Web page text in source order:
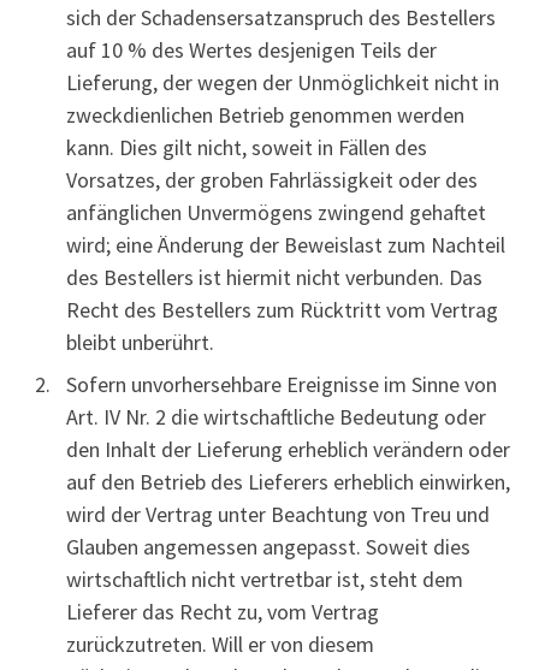
sich der Schadensersatzanspruch des Bestellers
auf 10 % des Wertes desjenigen Teils der
Lieferung, der wegen der Unmöglichkeit nicht in
zweckdienlichen Betrieb genommen werden
kann. Dies gilt nicht, soweit in Fällen des
Vorsatzes, der groben Fahrlässigkeit oder des
anfänglichen Unvermögens zwingend gehaftet
wird; eine Änderung der Beweislast zum Nachteil
des Bestellers ist hiermit nicht verbunden. Das
Recht des Bestellers zum Rücktritt vom Vertrag
bleibt unberührt.
Sofern unvorhersehbare Ereignisse im Sinne von
Art. IV Nr. 2 die wirtschaftliche Bedeutung oder
den Inhalt der Lieferung erheblich verändern oder
auf den Betrieb des Lieferers erheblich einwirken,
wird der Vertrag unter Beachtung von Treu und
Glauben angemessen angepasst. Soweit dies
wirtschaftlich nicht vertretbar ist, steht dem
Lieferer das Recht zu, vom Vertrag
zurückzutreten. Will er von diesem